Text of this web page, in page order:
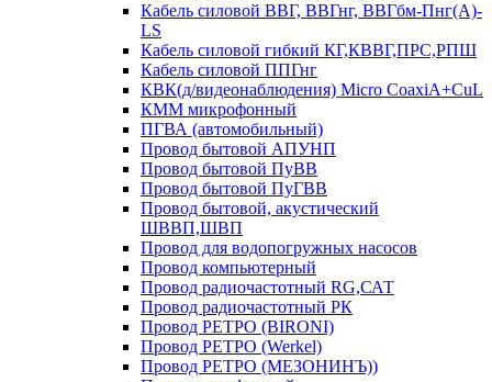
Кабель силовой ВВГ, ВВГнг, ВВГбм-Пнг(А)-
LS
Кабель силовой гибкий КГ,КВВГ,ПРС,РПШ
Кабель силовой ППГнг
КВК(д/видеонаблюдения) Micro CoaxiA+CuL
КММ микрофонный
ПГВА (автомобильный)
Провод бытовой АПУНП
Провод бытовой ПуВВ
Провод бытовой ПуГВВ
Провод бытовой, акустический
ШВВП,ШВП
Провод для водопогружных насосов
Провод компьютерный
Провод радиочастотный RG,САТ
Провод радиочастотный РК
Провод РЕТРО (BIRONI)
Провод РЕТРО (Werkel)
Провод РЕТРО (МЕЗОНИНЪ))